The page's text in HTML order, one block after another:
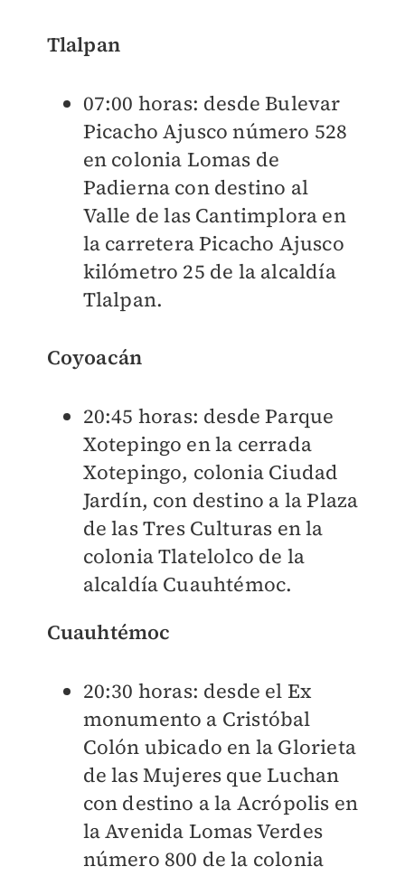
Tlalpan
07:00 horas: desde Bulevar
Picacho Ajusco número 528
en colonia Lomas de
Padierna con destino al
Valle de las Cantimplora en
la carretera Picacho Ajusco
kilómetro 25 de la alcaldía
Tlalpan.
Coyoacán
20:45 horas: desde Parque
Xotepingo en la cerrada
Xotepingo, colonia Ciudad
Jardín, con destino a la Plaza
de las Tres Culturas en la
colonia Tlatelolco de la
alcaldía Cuauhtémoc.
Cuauhtémoc
20:30 horas: desde el Ex
monumento a Cristóbal
Colón ubicado en la Glorieta
de las Mujeres que Luchan
con destino a la Acrópolis en
la Avenida Lomas Verdes
número 800 de la colonia